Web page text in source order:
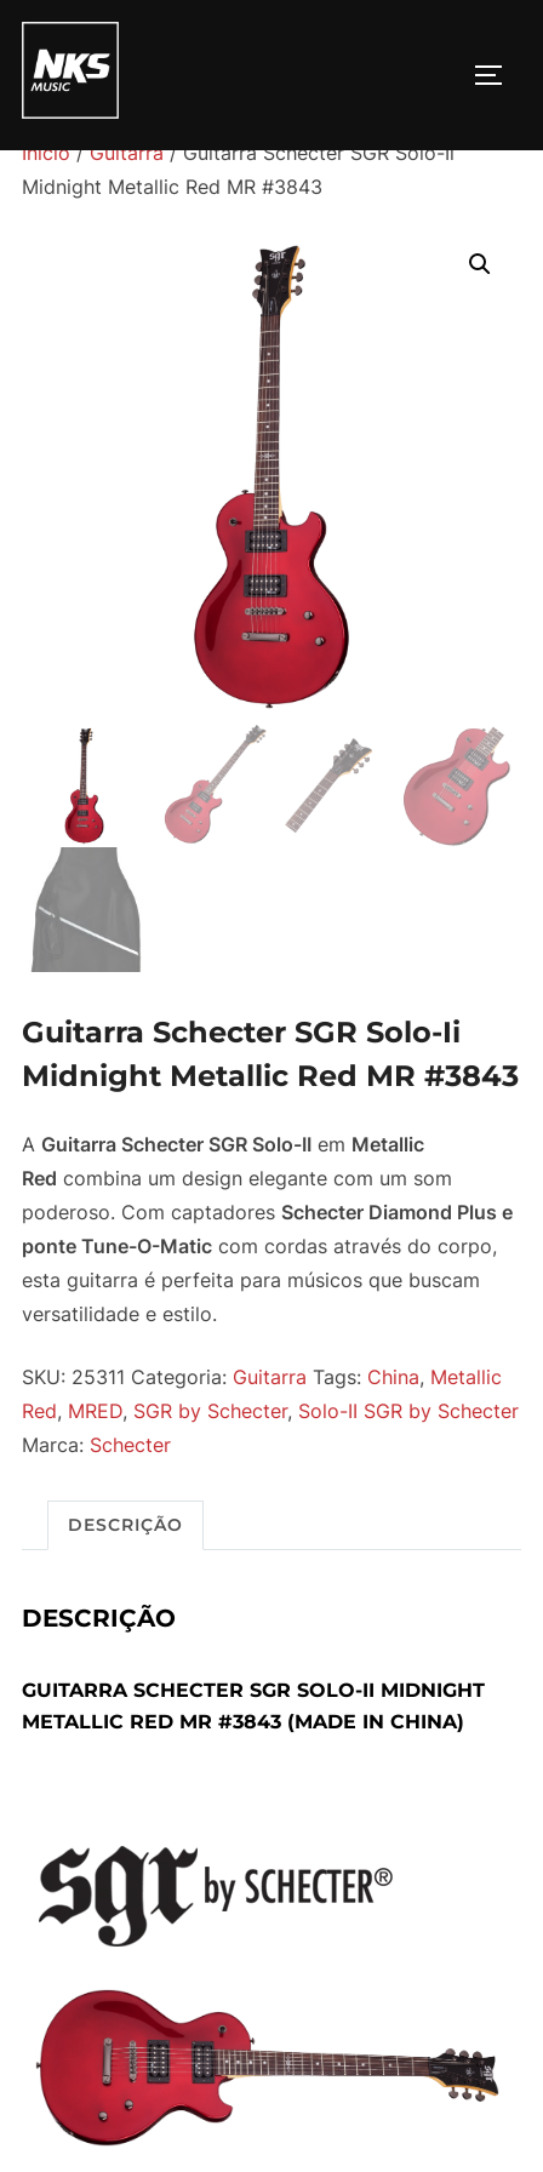
Pular
para
conteúdo
Início/Guitarra/ Guitarra Schecter SGR Solo-Ii
Midnight Metallic Red MR #3843
Guitarra Schecter SGR Solo-Ii
Midnight Metallic Red MR #3843
A Guitarra Schecter SGR Solo-IIem Metallic
Red combina um design elegante com um som
poderoso. Com captadores Schecter Diamond Plus e
ponte Tune-O-Maticcom cordas através do corpo,
esta guitarra é perfeita para músicos que buscam
versatilidade e estilo.
SKU: 25311 Categoria: Guitarra Tags: China, Metallic
Red, MRED, SGR by Schecter, Solo-II SGR by Schecter
Marca: Schecter
DESCRIÇÃO
DESCRIÇÃO
GUITARRA SCHECTER SGR SOLO-II MIDNIGHT
METALLIC RED MR #3843 (MADE IN CHINA)